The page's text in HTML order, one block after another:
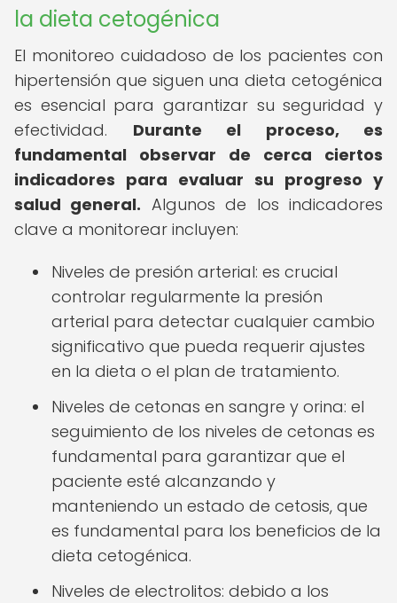
la dieta cetogénica
El monitoreo cuidadoso de los pacientes con
hipertensión que siguen una dieta cetogénica
es esencial para garantizar su seguridad y
efectividad. Durante el proceso, es
fundamental observar de cerca ciertos
indicadores para evaluar su progreso y
salud general. Algunos de los indicadores
clave a monitorear incluyen:
Niveles de presión arterial: es crucial
controlar regularmente la presión
arterial para detectar cualquier cambio
significativo que pueda requerir ajustes
en la dieta o el plan de tratamiento.
Niveles de cetonas en sangre y orina: el
seguimiento de los niveles de cetonas es
fundamental para garantizar que el
paciente esté alcanzando y
manteniendo un estado de cetosis, que
es fundamental para los beneficios de la
dieta cetogénica.
Niveles de electrolitos: debido a los